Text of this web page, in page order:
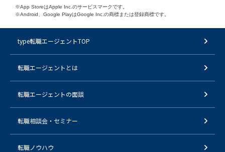
※App StoreはApple Inc.のサービスマークです。
※Android、Google PlayはGoogle Inc.の商標または登録商標です。
type転職エージェントTOP
転職エージェントとは
転職エージェントの面談
転職相談会・セミナー
転職ノウハウ